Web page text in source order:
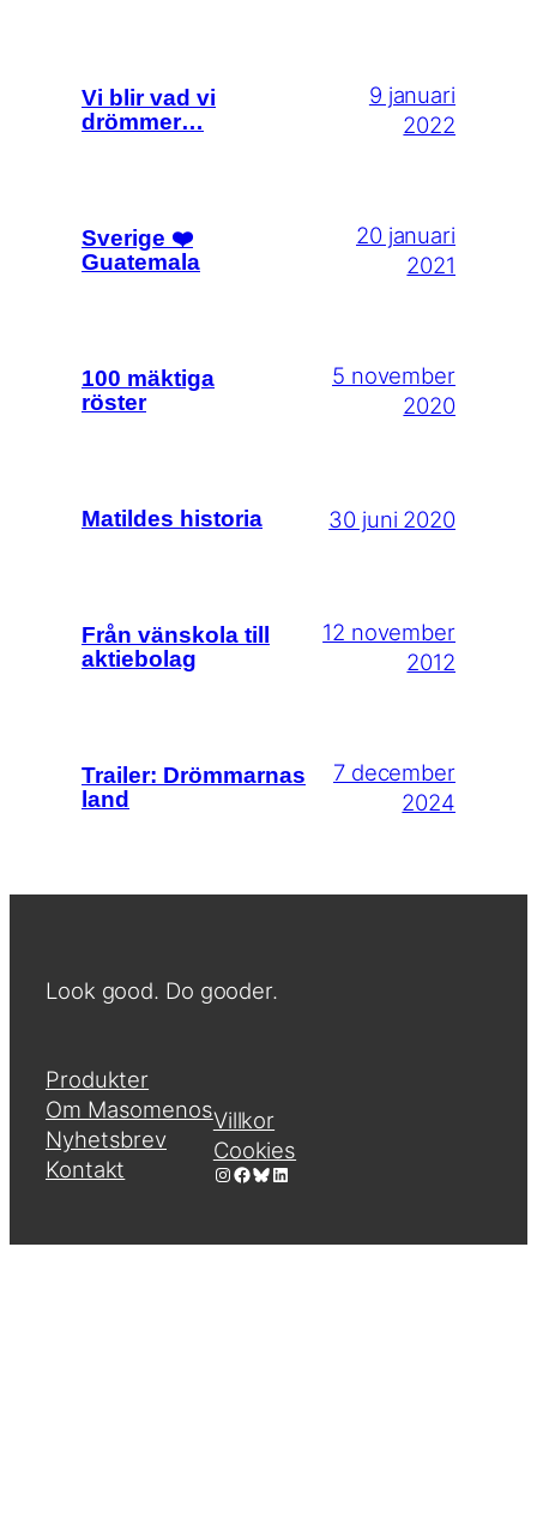
Vi blir vad vi
drömmer…
9 januari
2022
Sverige ❤️
Guatemala
20 januari
2021
100 mäktiga
röster
5 november
2020
Matildes historia 30 juni 2020
Från vänskola till
aktiebolag
12 november
2012
Trailer: Drömmarnas
land
7 december
2024
Look good. Do gooder.
Produkter
Om Masomenos
Nyhetsbrev
Kontakt
Villkor
Cookies
Instagram
Facebook
Bluesky
LinkedIn